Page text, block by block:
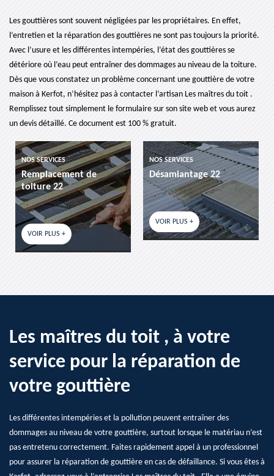
Les gouttières sont souvent négligées par les propriétaires. En effet,
l’entretien et la réparation des gouttières ne sont pas toujours la priorité.
Avec l’usure et les différentes intempéries, l’état des gouttières se
détériore où l’eau peut entraîner des dommages au niveau de la toiture.
Dès que vous constatez un problème concernant une gouttière de votre
maison à Kerfot, n’hésitez pas à contacter l’artisan Les maîtres du toit .
Remplissez tout simplement le formulaire sur son site web et vous aurez
un devis détaillé. Ce document est 100 % gratuit.
NOS SERVICES
Remplacement de
toiture 22
VOIR PLUS +
NOS SERVICES
Désamiantage 22
VOIR PLUS +
Les maîtres du toit , à votre
service pour la réparation de
votre gouttière
Les différentes intempéries et la pollution peuvent entraîner des
dommages au niveau de votre gouttière, surtout lorsque le matériau n’est
pas entretenu correctement. Faites rapidement appel à un professionnel
pour assurer la réparation de gouttière en cas de défaillance. Si vous êtes à